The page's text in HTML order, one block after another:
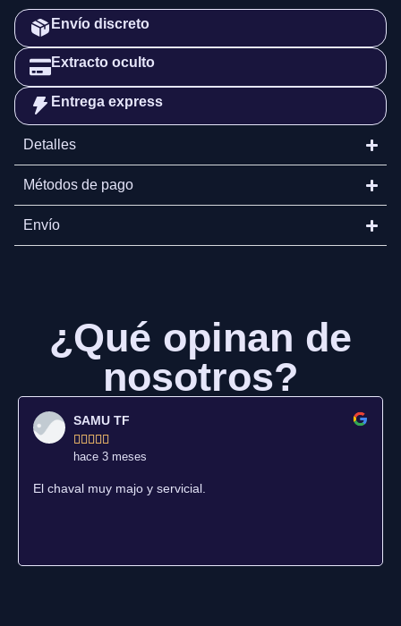
Envío discreto
Extracto oculto
Entrega express
Detalles
Métodos de pago
Envío
¿Qué opinan de
nosotros?
SAMU TF
    
hace 3 meses
El chaval muy majo y servicial.